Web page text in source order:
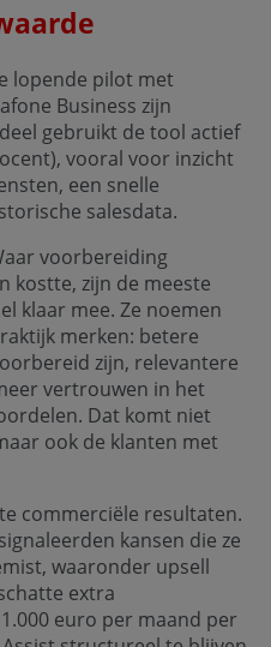
lopende pilot met
Business zijn
gebruikt de tool actief
vooral voor inzicht
een snelle
salesdata.
voorbereiding
kostte, zijn de meeste
klaar mee. Ze noemen
merken: betere
zijn, relevantere
vertrouwen in het
Dat komt niet
ook de klanten met
commerciële resultaten.
kansen die ze
waaronder upsell
extra
euro per maand per